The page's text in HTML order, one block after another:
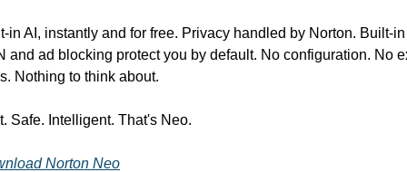
in AI, instantly and for free. Privacy handled by Norton. Built-in
and ad blocking protect you by default. No configuration. No
Nothing to think about.
Safe. Intelligent. That's Neo.
Norton Neo